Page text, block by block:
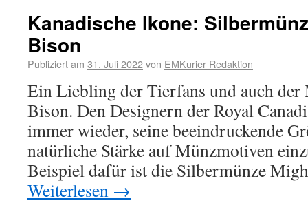
Kanadische Ikone:
Bison
Publiziert am 31. Juli 2022von EMKurier Redaktion
Ein Liebling der Tierfans und auch der
Bison. Den Designern der Royal
immer wieder, seine beeindruckende
natürliche Stärke auf Münzmotiven
Beispiel dafür ist die Silbermünze
Weiterlesen →